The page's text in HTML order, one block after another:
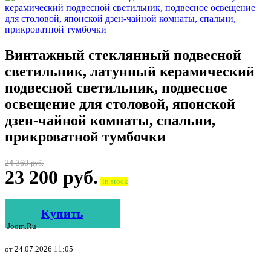
Винтажный стеклянный подвесной
светильник, латунный керамический
подвесной светильник, подвесное
освещение для столовой, японской
дзен-чайной комнаты, спальни,
прикроватной тумбочки
24 360руб.
23 200 руб. in stock
Купить
Joom.ru
от 24.07.2026 11:05